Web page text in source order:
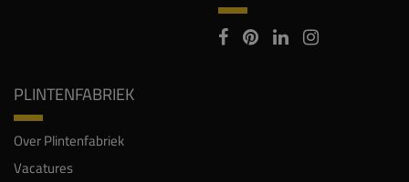
PLINTENFABRIEK
Over Plintenfabriek
Vacatures